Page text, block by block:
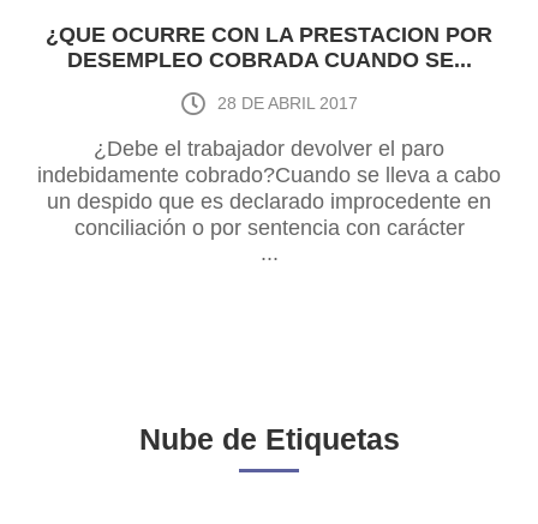
¿QUE OCURRE CON LA PRESTACION POR
DESEMPLEO COBRADA CUANDO SE...
28 DE ABRIL 2017
¿Debe el trabajador devolver el paro
indebidamente cobrado?Cuando se lleva a cabo
un despido que es declarado improcedente en
conciliación o por sentencia con carácter
retroactivo, y la empresa opta por la readmisión
...
Nube de Etiquetas